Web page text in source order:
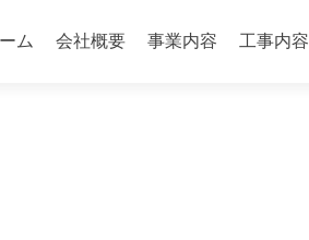
ム 会社概要 事業内容 工事内容